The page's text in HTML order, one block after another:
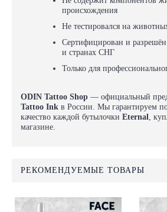
происхождения
Не тестировался на
Сертифицирован и
и странах СНГ
Только для
ODIN Tattoo Shop — официальный
Tattoo Ink в России. Мы гарантируем
качество каждой бутылочки Eternal,
магазине.
РЕКОМЕНДУЕМЫЕ ТОВАРЫ